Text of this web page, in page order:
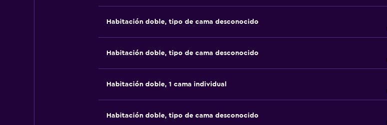
Habitación doble, tipo de cama desconocido
Habitación doble, tipo de cama desconocido
Habitación doble, 1 cama individual
Habitación doble, tipo de cama desconocido